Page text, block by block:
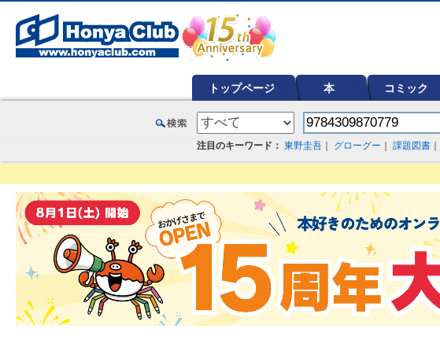
トップページ 本 コミック
注目のキーワード： 東野圭吾 グローグー 課題図書